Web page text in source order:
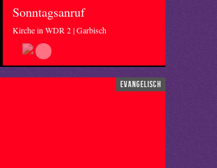
Sonntagsanruf
Kirche in WDR 2 | Garbisch
evangelisch